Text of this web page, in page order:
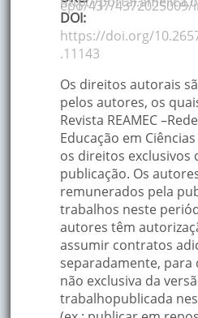
epo/437/
DOI:
https://doi.org/
.11143
Os direitos autorais
pelos autores, os
Revista REAMEC
Educação em
os direitos exclusivos
publicação. Os
remunerados pela
trabalhos neste
autores têm
assumir contratos
separadamente,
não exclusiva da
trabalhopublicada